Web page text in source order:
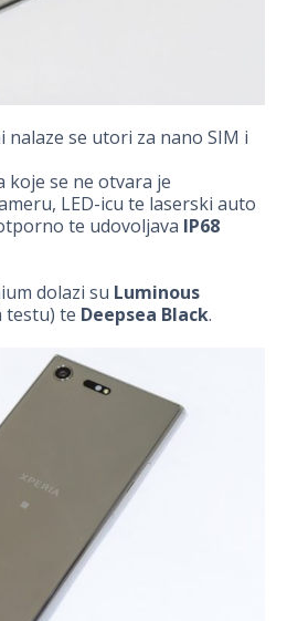
se utori za nano SIM i
koje se ne otvara je
LED-icu te laserski auto
te udovoljava IP68
dolazi su Luminous
testu) te Deepsea Black.